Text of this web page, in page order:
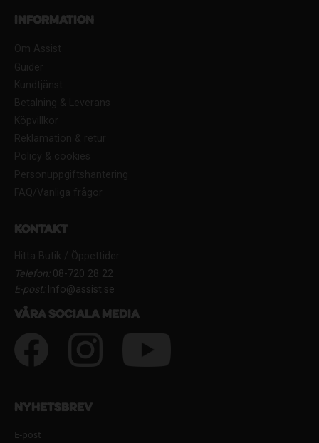
Information
Om Assist
Guider
Kundtjänst
Betalning & Leverans
Köpvillkor
Reklamation & retur
Policy & cookies
Personuppgiftshantering
FAQ/Vanliga frågor
Kontakt
Hitta Butik / Öppettider
Telefon:08-720 28 22
E-post:Info@assist.se
Våra sociala media
Nyhetsbrev
E-post